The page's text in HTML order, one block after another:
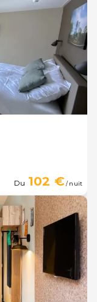
Du 102 €/ nuit